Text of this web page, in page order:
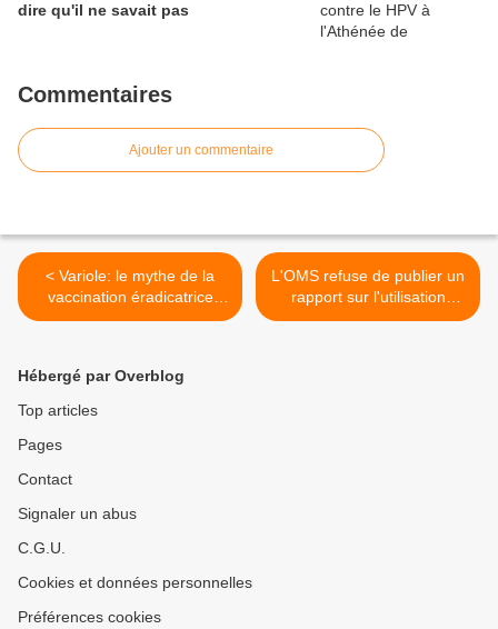
dire qu'il ne savait pas
Commentaires
Ajouter un commentaire
< Variole: le mythe de la
vaccination éradicatrice
[S'informer AVANT que cela
L'OMS refuse de publier un
rapport sur l'utilisation
d'uranium appauvri par les
Hébergé par Overblog
Top articles
Pages
Contact
Signaler un abus
C.G.U.
Cookies et données personnelles
Préférences cookies